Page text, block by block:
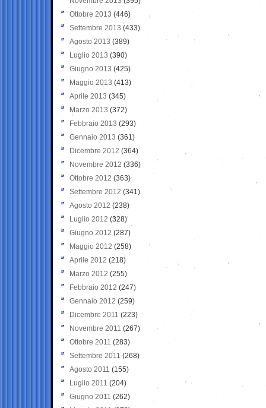
Ottobre 2013 (446)
Settembre 2013 (433)
Agosto 2013 (389)
Luglio 2013 (390)
Giugno 2013 (425)
Maggio 2013 (413)
Aprile 2013 (345)
Marzo 2013 (372)
Febbraio 2013 (293)
Gennaio 2013 (361)
Dicembre 2012 (364)
Novembre 2012 (336)
Ottobre 2012 (363)
Settembre 2012 (341)
Agosto 2012 (238)
Luglio 2012 (328)
Giugno 2012 (287)
Maggio 2012 (258)
Aprile 2012 (218)
Marzo 2012 (255)
Febbraio 2012 (247)
Gennaio 2012 (259)
Dicembre 2011 (223)
Novembre 2011 (267)
Ottobre 2011 (283)
Settembre 2011 (268)
Agosto 2011 (155)
Luglio 2011 (204)
Giugno 2011 (262)